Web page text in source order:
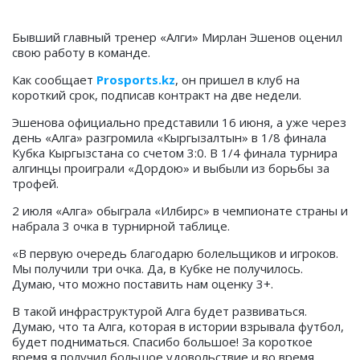
Бывший главный тренер «Алги» Мирлан Эшенов оценил
свою работу в команде.
Как сообщает Prosports.kz, он пришел в клуб на
короткий срок, подписав контракт на две недели.
Эшенова официально представили 16 июня, а уже через
день «Алга» разгромила «Кыргызалтын» в 1/8 финала
Кубка Кыргызстана со счетом 3:0. В 1/4 финала турнира
алгинцы проиграли «Дордою» и выбыли из борьбы за
трофей.
2 июля «Алга» обыграла «Илбирс» в чемпионате страны и
набрала 3 очка в турнирной таблице.
«В первую очередь благодарю болельщиков и игроков.
Мы получили три очка. Да, в Кубке не получилось.
Думаю, что можно поставить нам оценку 3+.
В такой инфраструктурой Алга будет развиваться.
Думаю, что та Алга, которая в истории взрывала футбол,
будет подниматься. Спасибо большое! За короткое